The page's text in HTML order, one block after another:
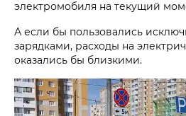
электромобиля на текущий
А если бы пользовались
зарядками, расходы на
оказались бы близкими.